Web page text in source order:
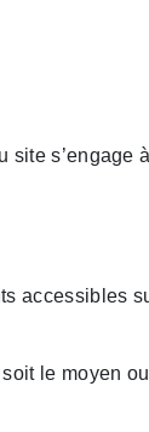
site s’engage
accessibles
le moyen